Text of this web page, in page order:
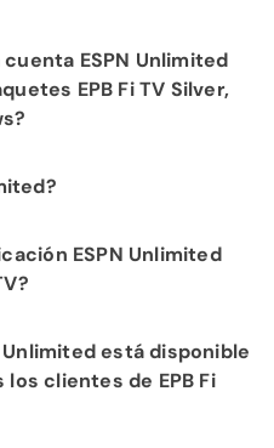
ESPN Unlimited
EPB Fi TV Silver,
con los miembros
Ten en cuenta que
tus credenciales de
paquete de streaming
la transmisión en vivo
Normalmente
se compra
ESPN Unlimited
indican a continuación
en vídeoaquí .
Unlimited está disponible
clientes de EPB Fi